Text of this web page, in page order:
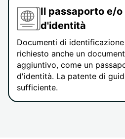
Il passaporto e/
d'identità
Documenti di
richiesto anche un
aggiuntivo, come un
d'identità. La patente di
sufficiente.